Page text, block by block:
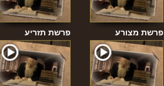
פרשת תזריע פרשת מצורע